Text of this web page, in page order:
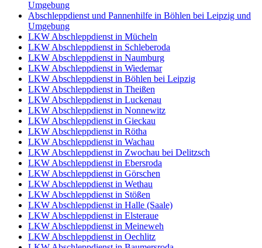
Umgebung
Abschleppdienst und Pannenhilfe in Böhlen bei Leipzig und
Umgebung
LKW Abschleppdienst in Mücheln
LKW Abschleppdienst in Schleberoda
LKW Abschleppdienst in Naumburg
LKW Abschleppdienst in Wiedemar
LKW Abschleppdienst in Böhlen bei Leipzig
LKW Abschleppdienst in Theißen
LKW Abschleppdienst in Luckenau
LKW Abschleppdienst in Nonnewitz
LKW Abschleppdienst in Gieckau
LKW Abschleppdienst in Rötha
LKW Abschleppdienst in Wachau
LKW Abschleppdienst in Zwochau bei Delitzsch
LKW Abschleppdienst in Ebersroda
LKW Abschleppdienst in Görschen
LKW Abschleppdienst in Wethau
LKW Abschleppdienst in Stößen
LKW Abschleppdienst in Halle (Saale)
LKW Abschleppdienst in Elsteraue
LKW Abschleppdienst in Meineweh
LKW Abschleppdienst in Oechlitz